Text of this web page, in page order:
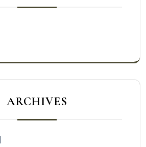
ARCHIVES